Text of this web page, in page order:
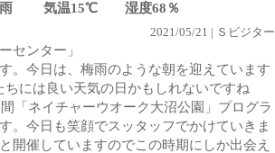
雨 気温15℃ 湿度68％
2021/05/21 | Ｓビジター
センター」
。今日は、梅雨のような朝を迎えています
ちには良い天気の日かもしれないですね
「ネイチャーウオーク大沼公園」プログラ
。今日も笑顔でスッタッフでかけていきま
開催していますのでこの時期にしか出会え